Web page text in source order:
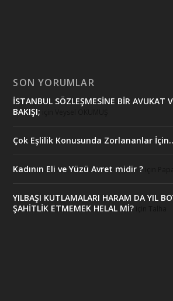
SON YORUMLAR
İSTANBUL SÖZLEŞMESİNE BİR AVUKAT
BAKIŞI;
Çok Eşlilik Konusunda Zorlananlar
Kadının Eli ve Yüzü Avret midir ?
YILBAŞI KUTLAMALARI HARAM DA YIL
ŞAHİTLİK ETMEMEK HELAL Mİ?